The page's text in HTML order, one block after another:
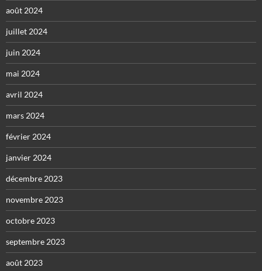
août 2024
juillet 2024
juin 2024
mai 2024
avril 2024
mars 2024
février 2024
janvier 2024
décembre 2023
novembre 2023
octobre 2023
septembre 2023
août 2023